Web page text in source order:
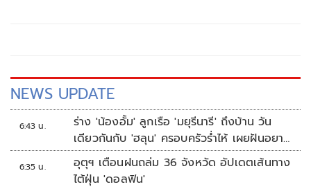
NEWS UPDATE
6:43 น.
ร่าง 'น้องอั้ม' ลูกเรือ 'มยุรีนารี' ถึงบ้าน วัน
เดียวกันกับ 'ฮลุน' ครอบครัวร่ำไห้ เผยฝันอยาก
เป็นทหารเรือ
6:35 น.
อุตุฯ เตือนฝนถล่ม 36 จังหวัด อัปเดตเส้นทาง
ไต้ฝุ่น 'ดอลฟิน'